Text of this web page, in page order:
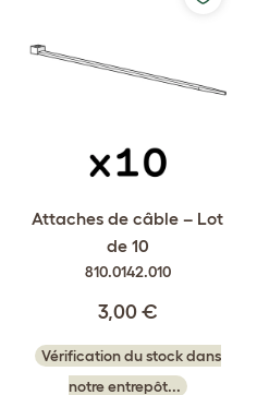
Attaches de câble – Lot
de 10
810.0142.010
3,00 €
Vérification du stock dans
notre entrepôt...